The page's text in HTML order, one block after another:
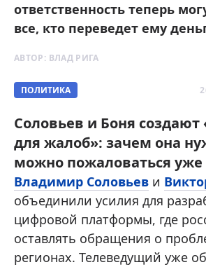
ответственность теперь
все, кто переведет ему
АВТОР: ВЛАД РИГА
ПОЛИТИКА
Соловьев и Боня
для жалоб»: зачем она
можно пожаловаться уже
Владимир Соловьев и
объединили усилия для
цифровой платформы, где
оставлять обращения о
регионах. Телеведущий уже